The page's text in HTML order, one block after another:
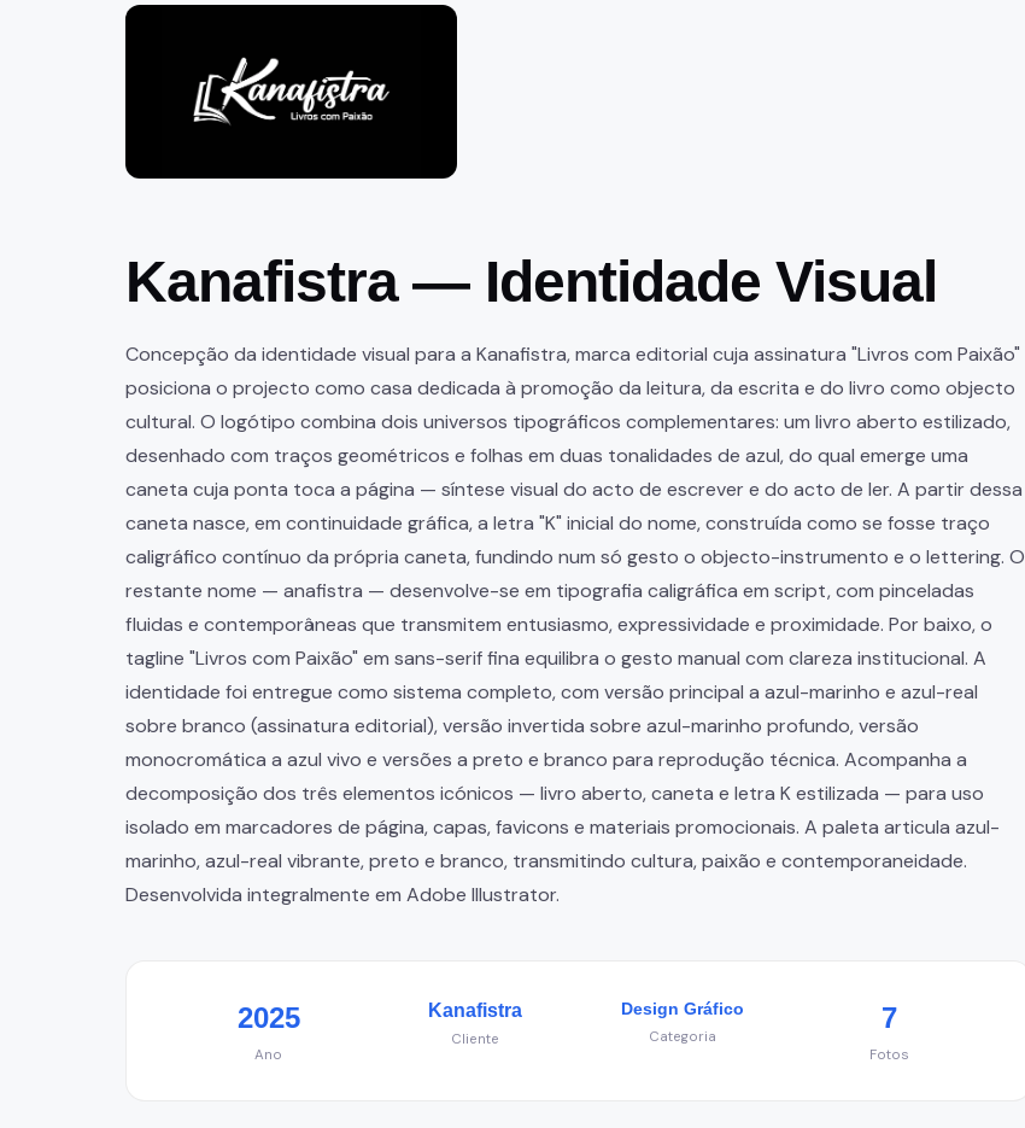
Kanafistra — Identidade Visual
Concepção da identidade visual para a Kanafistra, marca editorial cuja assinatura "Livros com Paixão"
posiciona o projecto como casa dedicada à promoção da leitura, da escrita e do livro como objecto
cultural. O logótipo combina dois universos tipográficos complementares: um livro aberto estilizado,
desenhado com traços geométricos e folhas em duas tonalidades de azul, do qual emerge uma
caneta cuja ponta toca a página — síntese visual do acto de escrever e do acto de ler. A partir dessa
caneta nasce, em continuidade gráfica, a letra "K" inicial do nome, construída como se fosse traço
caligráfico contínuo da própria caneta, fundindo num só gesto o objecto-instrumento e o lettering. O
restante nome — anafistra — desenvolve-se em tipografia caligráfica em script, com pinceladas
fluidas e contemporâneas que transmitem entusiasmo, expressividade e proximidade. Por baixo, o
tagline "Livros com Paixão" em sans-serif fina equilibra o gesto manual com clareza institucional. A
identidade foi entregue como sistema completo, com versão principal a azul-marinho e azul-real
sobre branco (assinatura editorial), versão invertida sobre azul-marinho profundo, versão
monocromática a azul vivo e versões a preto e branco para reprodução técnica. Acompanha a
decomposição dos três elementos icónicos — livro aberto, caneta e letra K estilizada — para uso
isolado em marcadores de página, capas, favicons e materiais promocionais. A paleta articula azul-
marinho, azul-real vibrante, preto e branco, transmitindo cultura, paixão e contemporaneidade.
Desenvolvida integralmente em Adobe Illustrator.
2025
Ano
Kanafistra
Cliente
Design Gráfico
Categoria
7
Fotos